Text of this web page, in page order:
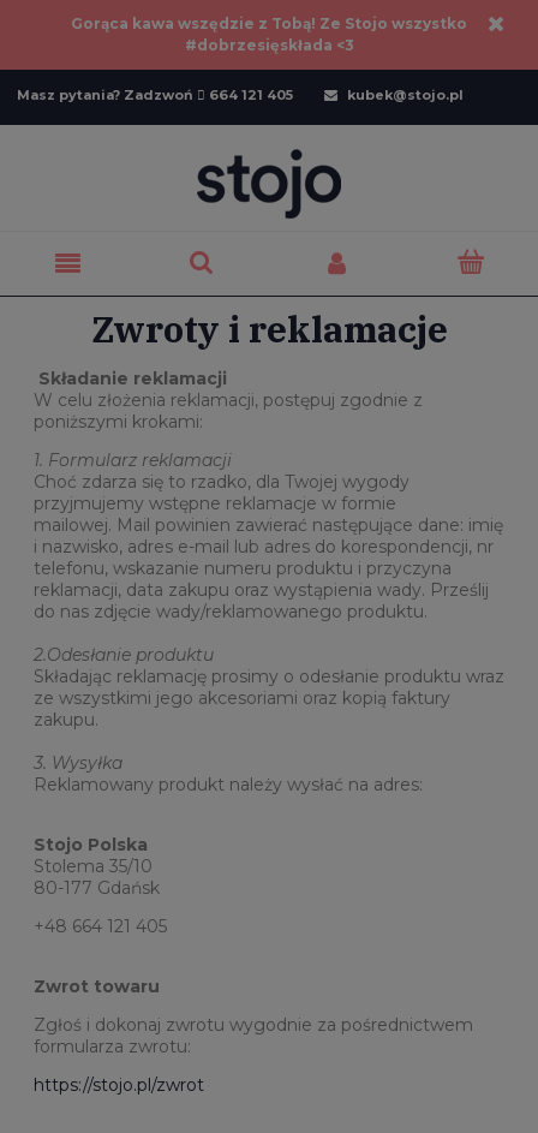
Gorąca kawa wszędzie z Tobą! Ze Stojo wszystko
#dobrzesięskłada <3
Masz pytania? Zadzwoń  664 121 405  kubek@stojo.pl
Zwroty i reklamacje
Składanie reklamacji
W celu złożenia reklamacji, postępuj zgodnie z
poniższymi krokami:
1. Formularz reklamacji
Choć zdarza się to rzadko, dla Twojej wygody
przyjmujemy wstępne reklamacje w formie
mailowej. Mail powinien zawierać następujące dane: imię
i nazwisko, adres e-mail lub adres do korespondencji, nr
telefonu, wskazanie numeru produktu i przyczyna
reklamacji, data zakupu oraz wystąpienia wady. Prześlij
do nas zdjęcie wady/reklamowanego produktu.
2.Odesłanie produktu
Składając reklamację prosimy o odesłanie produktu wraz
ze wszystkimi jego akcesoriami oraz kopią faktury
zakupu.
3. Wysyłka
Reklamowany produkt należy wysłać na adres:
Stojo Polska
Stolema 35/10
80-177 Gdańsk
+48 664 121 405
Zwrot towaru
Zgłoś i dokonaj zwrotu wygodnie za pośrednictwem
formularza zwrotu:
https://stojo.pl/zwrot